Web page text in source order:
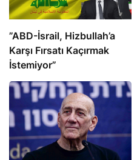
​​​​​​​”ABD-İsrail, Hizbullah’a
Karşı Fırsatı Kaçırmak
İstemiyor”